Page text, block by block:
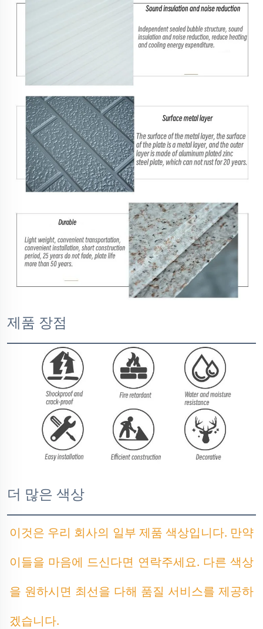
제품 장점
더 많은 색상
이것은 우리 회사의 일부 제품 색상입니다. 만약
이들을 마음에 드신다면 연락주세요. 다른 색상
을 원하시면 최선을 다해 품질 서비스를 제공하
겠습니다.